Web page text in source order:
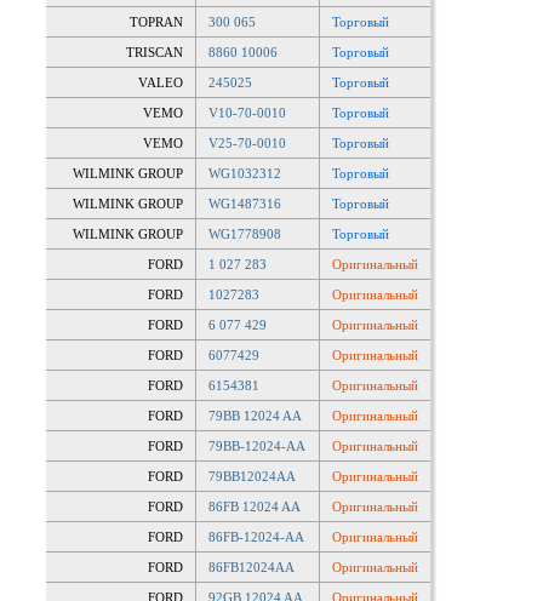
TOPRAN 300 065 Торговый
TRISCAN 8860 10006 Торговый
VALEO 245025 Торговый
VEMO V10-70-0010 Торговый
VEMO V25-70-0010 Торговый
WILMINK GROUP WG1032312 Торговый
WILMINK GROUP WG1487316 Торговый
WILMINK GROUP WG1778908 Торговый
FORD 1 027 283 Оригинальный
FORD 1027283 Оригинальный
FORD 6 077 429 Оригинальный
FORD 6077429 Оригинальный
FORD 6154381 Оригинальный
FORD 79BB 12024 AA Оригинальный
FORD 79BB-12024-AA Оригинальный
FORD 79BB12024AA Оригинальный
FORD 86FB 12024 AA Оригинальный
FORD 86FB-12024-AA Оригинальный
FORD 86FB12024AA Оригинальный
FORD 92GB 12024 AA Оригинальный